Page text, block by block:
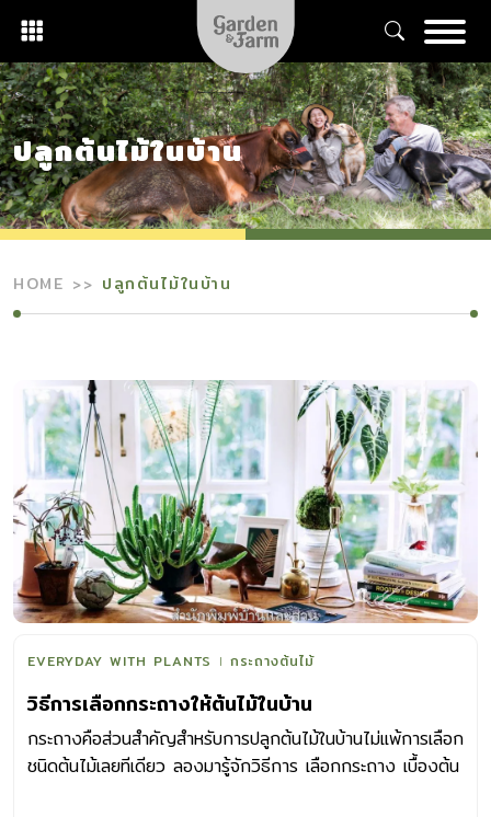
content
ปลูกต้นไม้ในบ้าน
HOME ปลูกต้นไม้ในบ้าน
EVERYDAY WITH PLANTS กระถางต้นไม้
วิธีการเลือกกระถางให้ต้นไม้ในบ้าน
กระถางคือส่วนสำคัญสำหรับการปลูกต้นไม้ในบ้านไม่แพ้การเลือก
ชนิดต้นไม้เลยทีเดียว ลองมารู้จักวิธีการ เลือกกระถาง เบื้องต้น